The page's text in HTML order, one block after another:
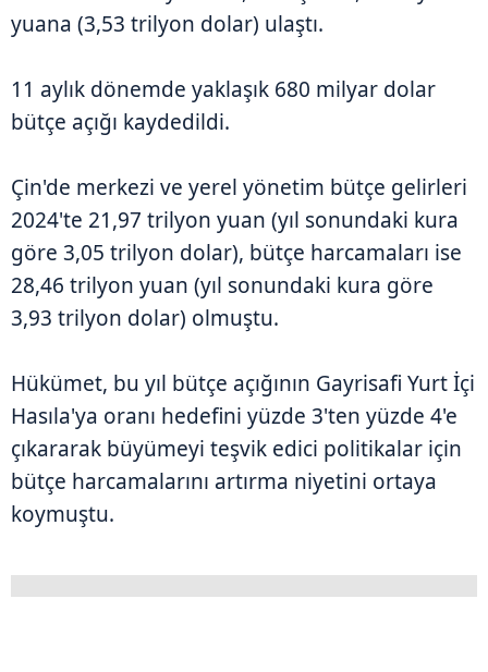
yuana (3,53 trilyon dolar) ulaştı.
11 aylık dönemde yaklaşık 680 milyar dolar
bütçe açığı kaydedildi.
Çin'de merkezi ve yerel yönetim bütçe gelirleri
2024'te 21,97 trilyon yuan (yıl sonundaki kura
göre 3,05 trilyon dolar), bütçe harcamaları ise
28,46 trilyon yuan (yıl sonundaki kura göre
3,93 trilyon dolar) olmuştu.
Hükümet, bu yıl bütçe açığının Gayrisafi Yurt İçi
Hasıla'ya oranı hedefini yüzde 3'ten yüzde 4'e
çıkararak büyümeyi teşvik edici politikalar için
bütçe harcamalarını artırma niyetini ortaya
koymuştu.